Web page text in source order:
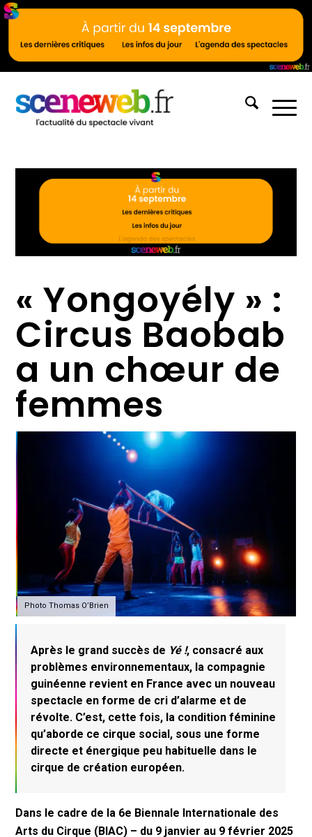
« Yongoyély » :
Circus Baobab
a un chœur de
femmes
Photo Thomas O’Brien
Après le grand succès de Yé !, consacré aux
problèmes environnementaux, la compagnie
guinéenne revient en France avec un nouveau
spectacle en forme de cri d’alarme et de
révolte. C’est, cette fois, la condition féminine
qu’aborde ce cirque social, sous une forme
directe et énergique peu habituelle dans le
cirque de création européen.
Dans le cadre de la 6e Biennale Internationale des
Arts du Cirque (BIAC) – du 9 janvier au 9 février 2025